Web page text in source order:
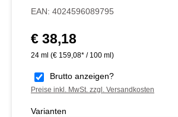
EAN: 4024596089795
Regulärer Preis:
€ 38,18
24 ml (€ 159,08* / 100 ml)
Brutto anzeigen?
Preise inkl. MwSt. zzgl. Versandkosten
Varianten